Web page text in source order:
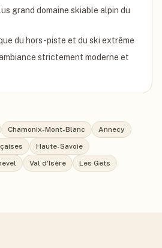
grand domaine skiable alpin du
du hors-piste et du ski extrême
strictement moderne et
Chamonix-Mont-Blanc
Annecy
Haute-Savoie
Val d'Isère
Les Gets